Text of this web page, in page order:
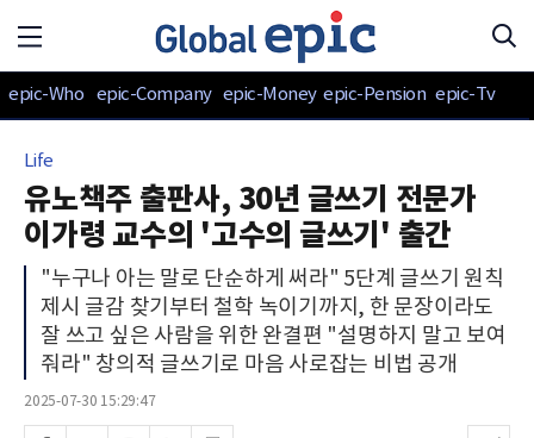
epic-Who epic-Company epic-Money epic-Pension epic-Tv
Life
유노책주 출판사, 30년 글쓰기 전문가
이가령 교수의 '고수의 글쓰기' 출간
"누구나 아는 말로 단순하게 써라" 5단계 글쓰기 원칙
제시 글감 찾기부터 철학 녹이기까지, 한 문장이라도
잘 쓰고 싶은 사람을 위한 완결편 "설명하지 말고 보여
줘라" 창의적 글쓰기로 마음 사로잡는 비법 공개
2025-07-30 15:29:47